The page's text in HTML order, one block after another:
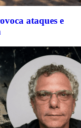
ataques e